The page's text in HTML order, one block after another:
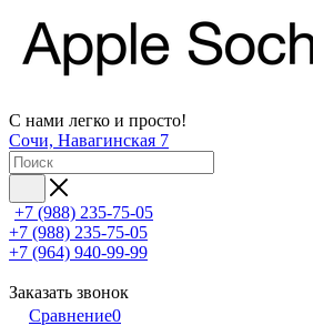
С нами легко и просто!
Сочи, Навагинская 7
+7 (988) 235-75-05
+7 (988) 235-75-05
+7 (964) 940-99-99
Заказать звонок
Сравнение0